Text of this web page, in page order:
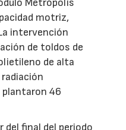
Metrópolis
motriz,
intervención
de toldos de
de alta
plantaron 46
del final del periodo